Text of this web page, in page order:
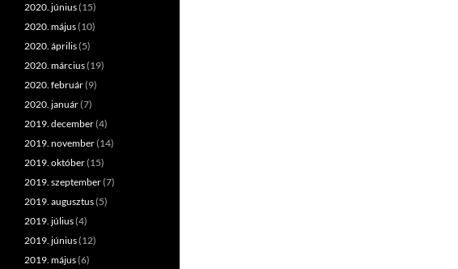
2020. június(15)
2020. május(10)
2020. április(5)
2020. március(19)
2020. február(9)
2020. január(7)
2019. december(4)
2019. november(14)
2019. október(15)
2019. szeptember(7)
2019. augusztus(5)
2019. július(4)
2019. június(12)
2019. május(6)